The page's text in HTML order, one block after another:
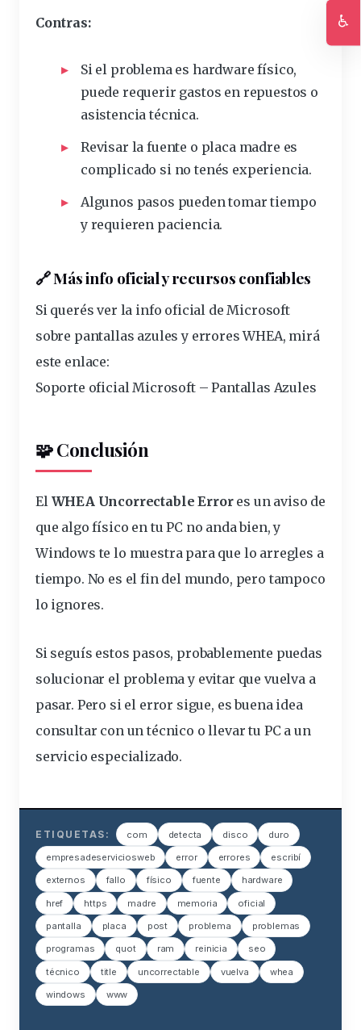
Contras:
Si el problema es hardware físico,
puede requerir gastos en repuestos o
asistencia técnica.
Revisar la fuente o placa madre es
complicado si no tenés experiencia.
Algunos pasos pueden tomar tiempo
y requieren paciencia.
🔗 Más info oficialy recursos confiables
Si querés ver la info oficial de Microsoft
sobre pantallas azules y errores WHEA, mirá
este enlace:
Soporte oficial Microsoft – Pantallas Azules
🧩 Conclusión
El WHEA Uncorrectable Errores un aviso de
que algo físico en tu PC no anda bien, y
Windows te lo muestra para que lo arregles a
tiempo. No es el fin del mundo, pero tampoco
lo ignores.
Si seguís estos pasos, probablemente puedas
solucionar el problema y evitar que vuelva a
pasar. Pero si el error sigue, es buena idea
consultar con un técnico o llevar tu PC a un
servicio especializado.
ETIQUETAS: com detecta disco duro
empresadeserviciosweb error errores escribí
externos fallo físico fuente hardware
href https madre memoria oficial
pantalla placa post problema problemas
programas quot ram reinicia seo
técnico title uncorrectable vuelva whea
windows www
♿